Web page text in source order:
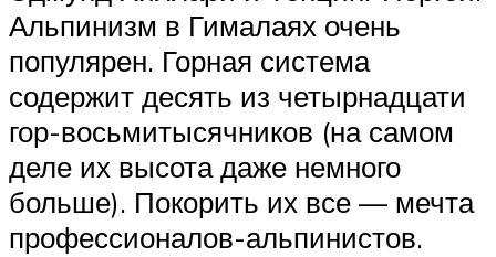
Альпинизм в Гималаях очень
популярен. Горная система
содержит десять из четырнадцати
гор-восьмитысячников (на самом
деле их высота даже немного
больше). Покорить их все — мечта
профессионалов-альпинистов.